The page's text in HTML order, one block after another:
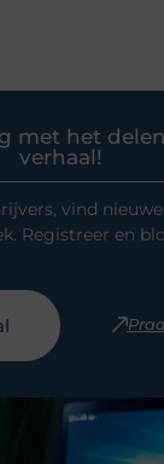
met het
verhaal!
vind
Registreer en